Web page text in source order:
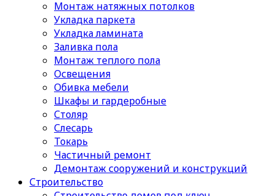
Монтаж натяжных потолков
Укладка паркета
Укладка ламината
Заливка пола
Монтаж теплого пола
Освещения
Обивка мебели
Шкафы и гардеробные
Столяр
Слесарь
Токарь
Частичный ремонт
Демонтаж сооружений и конструкций
Строительство